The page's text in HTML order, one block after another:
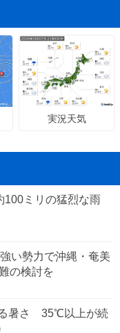
実況天気
100ミリの猛烈な雨
い勢力で沖縄・奄美
の検討を
暑さ 35℃以上が続